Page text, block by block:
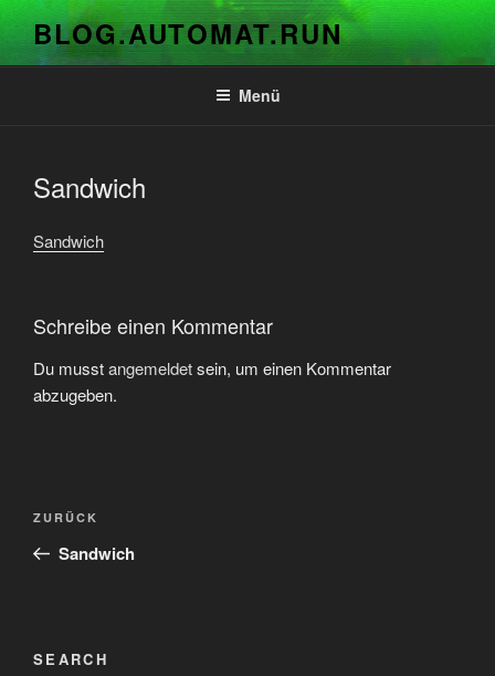
Zum
Inhalt
springen
BLOG.AUTOMAT.RUN
Menü
Sandwich
Sandwich
Schreibe einen Kommentar
Du musstangemeldetsein, um einen Kommentar
abzugeben.
Beitragsnavigation
Vorheriger
Beitrag
ZURÜCK
Sandwich
SEARCH